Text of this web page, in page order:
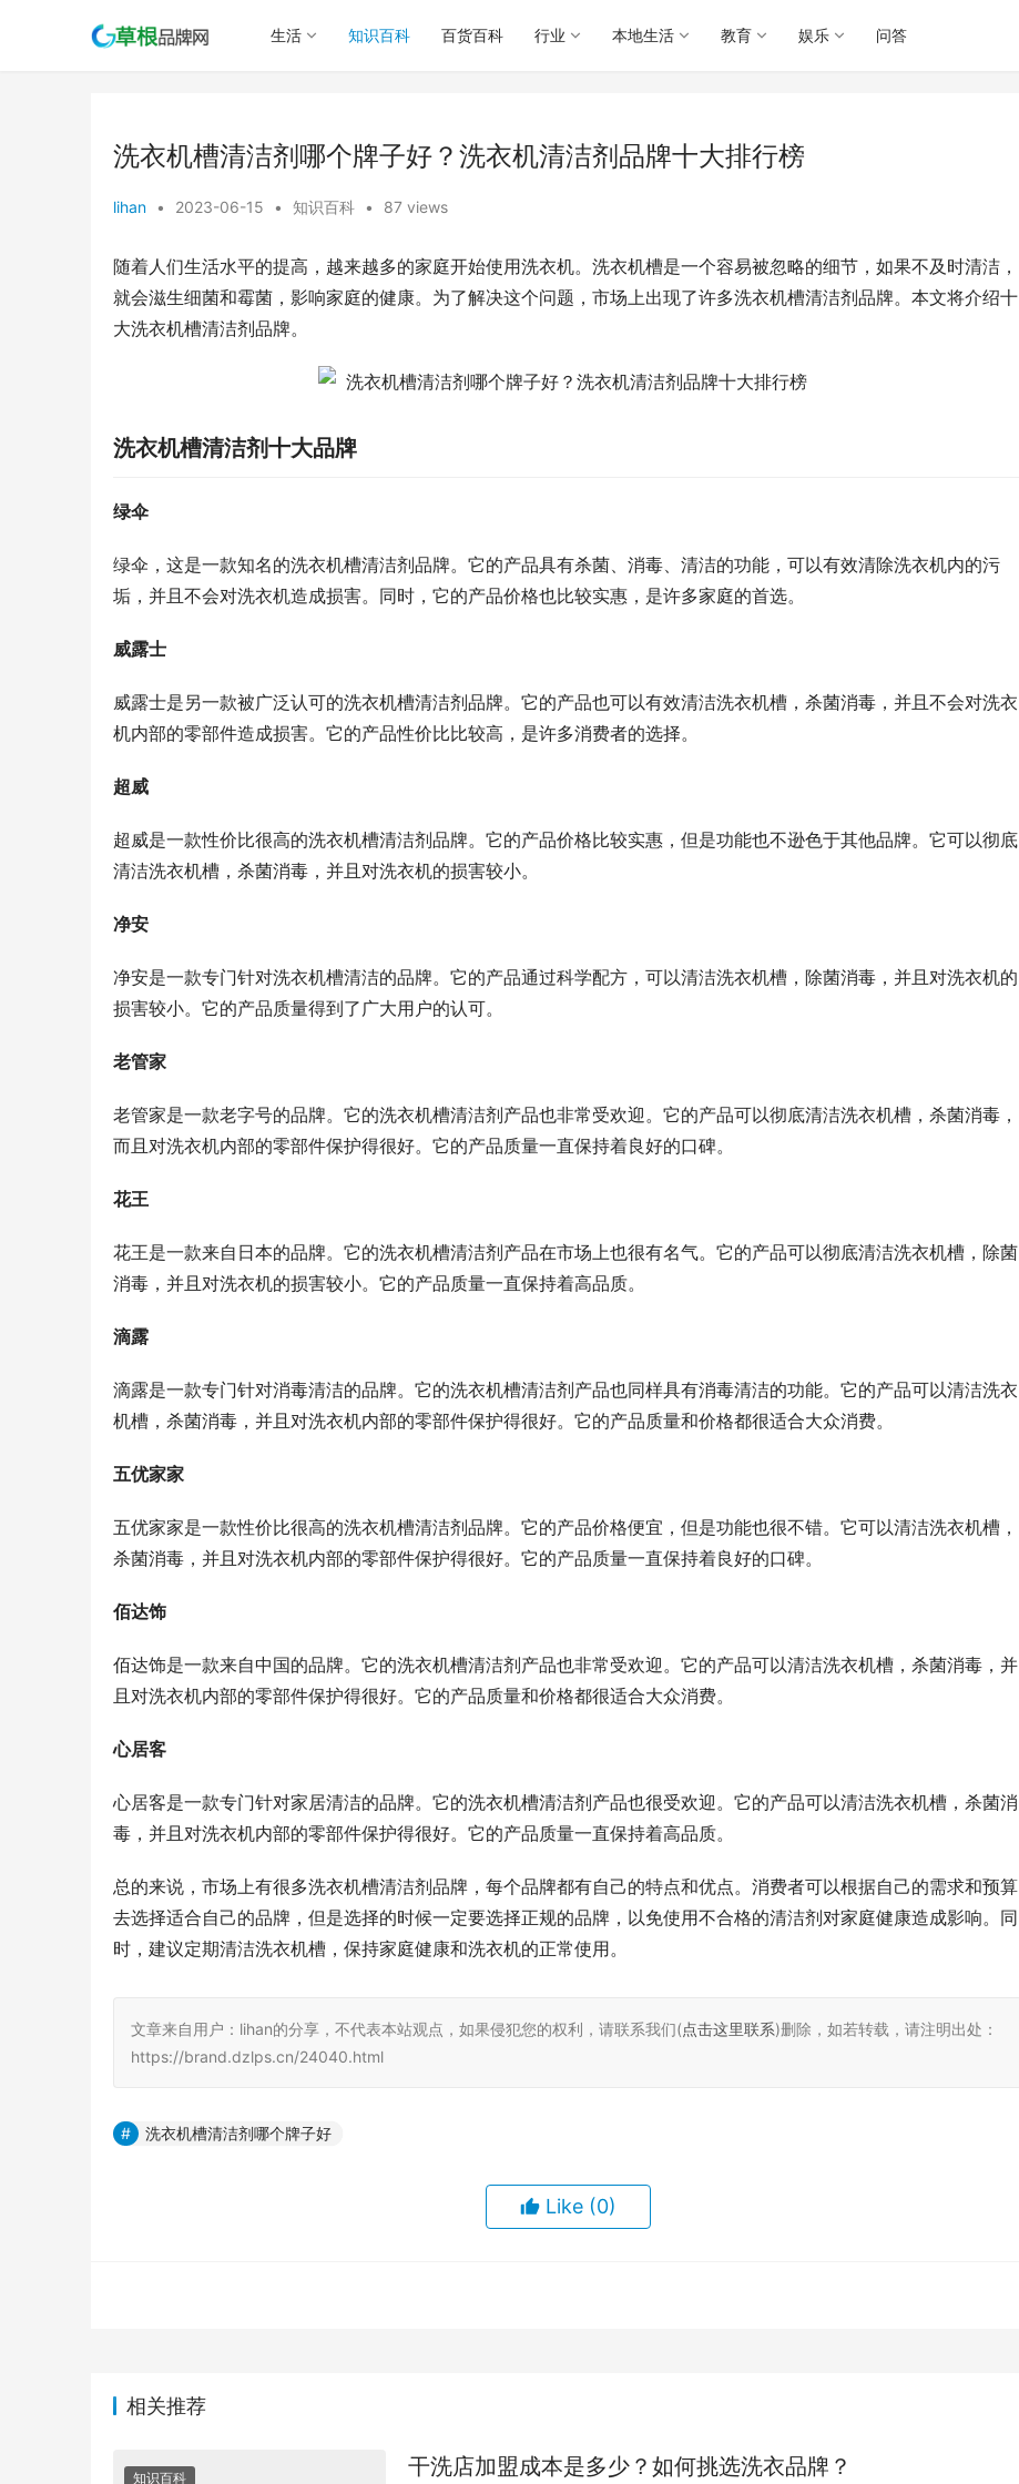
生活 知识百科 百货百科 行业 本地生活 教育 娱乐 问答
洗衣机槽清洁剂哪个牌子好？洗衣机清洁剂品牌十大排行榜
lihan • 2023-06-15 • 知识百科 • 87 views
随着人们生活水平的提高，越来越多的家庭开始使用洗衣机。洗衣机槽是一个容易被忽略的细节，如果不及时清洁，
就会滋生细菌和霉菌，影响家庭的健康。为了解决这个问题，市场上出现了许多洗衣机槽清洁剂品牌。本文将介绍十
大洗衣机槽清洁剂品牌。
洗衣机槽清洁剂十大品牌
绿伞
绿伞，这是一款知名的洗衣机槽清洁剂品牌。它的产品具有杀菌、消毒、清洁的功能，可以有效清除洗衣机内的污
垢，并且不会对洗衣机造成损害。同时，它的产品价格也比较实惠，是许多家庭的首选。
威露士
威露士是另一款被广泛认可的洗衣机槽清洁剂品牌。它的产品也可以有效清洁洗衣机槽，杀菌消毒，并且不会对洗衣
机内部的零部件造成损害。它的产品性价比比较高，是许多消费者的选择。
超威
超威是一款性价比很高的洗衣机槽清洁剂品牌。它的产品价格比较实惠，但是功能也不逊色于其他品牌。它可以彻底
清洁洗衣机槽，杀菌消毒，并且对洗衣机的损害较小。
净安
净安是一款专门针对洗衣机槽清洁的品牌。它的产品通过科学配方，可以清洁洗衣机槽，除菌消毒，并且对洗衣机的
损害较小。它的产品质量得到了广大用户的认可。
老管家
老管家是一款老字号的品牌。它的洗衣机槽清洁剂产品也非常受欢迎。它的产品可以彻底清洁洗衣机槽，杀菌消毒，
而且对洗衣机内部的零部件保护得很好。它的产品质量一直保持着良好的口碑。
花王
花王是一款来自日本的品牌。它的洗衣机槽清洁剂产品在市场上也很有名气。它的产品可以彻底清洁洗衣机槽，除菌
消毒，并且对洗衣机的损害较小。它的产品质量一直保持着高品质。
滴露
滴露是一款专门针对消毒清洁的品牌。它的洗衣机槽清洁剂产品也同样具有消毒清洁的功能。它的产品可以清洁洗衣
机槽，杀菌消毒，并且对洗衣机内部的零部件保护得很好。它的产品质量和价格都很适合大众消费。
五优家家
五优家家是一款性价比很高的洗衣机槽清洁剂品牌。它的产品价格便宜，但是功能也很不错。它可以清洁洗衣机槽，
杀菌消毒，并且对洗衣机内部的零部件保护得很好。它的产品质量一直保持着良好的口碑。
佰达饰
佰达饰是一款来自中国的品牌。它的洗衣机槽清洁剂产品也非常受欢迎。它的产品可以清洁洗衣机槽，杀菌消毒，并
且对洗衣机内部的零部件保护得很好。它的产品质量和价格都很适合大众消费。
心居客
心居客是一款专门针对家居清洁的品牌。它的洗衣机槽清洁剂产品也很受欢迎。它的产品可以清洁洗衣机槽，杀菌消
毒，并且对洗衣机内部的零部件保护得很好。它的产品质量一直保持着高品质。
总的来说，市场上有很多洗衣机槽清洁剂品牌，每个品牌都有自己的特点和优点。消费者可以根据自己的需求和预算
去选择适合自己的品牌，但是选择的时候一定要选择正规的品牌，以免使用不合格的清洁剂对家庭健康造成影响。同
时，建议定期清洁洗衣机槽，保持家庭健康和洗衣机的正常使用。
文章来自用户：lihan的分享，不代表本站观点，如果侵犯您的权利，请联系我们(点击这里联系)删除，如若转载，请注明出处：
https://brand.dzlps.cn/24040.html
洗衣机槽清洁剂哪个牌子好
Like (0)
相关推荐
知识百科 干洗店加盟成本是多少？如何挑选洗衣品牌？